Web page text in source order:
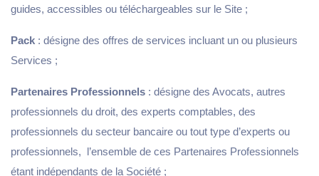
guides, accessibles ou téléchargeables sur le Site ;
Pack : désigne des offres de services incluant un ou plusieurs
Services ;
Partenaires Professionnels : désigne des Avocats, autres
professionnels du droit, des experts comptables, des
professionnels du secteur bancaire ou tout type d’experts ou
professionnels, l’ensemble de ces Partenaires Professionnels
étant indépendants de la Société ;
Je crée ma SAS en formule Standard 🤩